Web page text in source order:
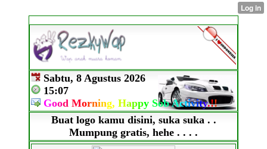
Sabtu, 8 Agustus 2026
15:07
Good Morning, Happy SobActivity.!!
Buat logo kamu disini, suka suka . .
Mumpung gratis, hehe . . . .